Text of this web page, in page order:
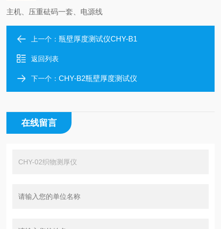
主机、压重砝码一套、电源线
上一个：瓶壁厚度测试仪CHY-B1
返回列表
下一个：CHY-B2瓶壁厚度测试仪
在线留言